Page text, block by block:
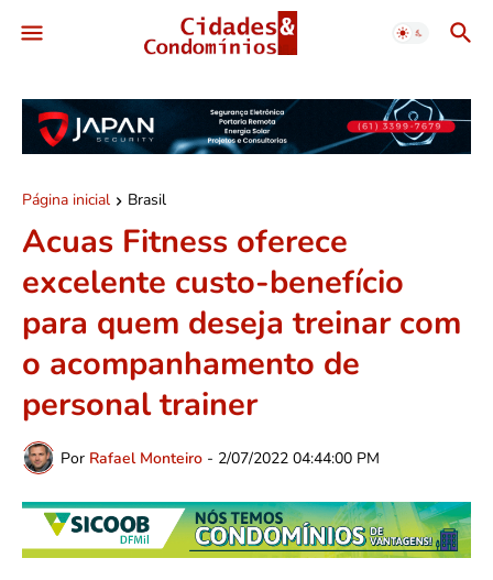
Página inicial Brasil
Acuas Fitness oferece
excelente custo-benefício
para quem deseja treinar com
o acompanhamento de
personal trainer
Por Rafael Monteiro - 2/07/2022 04:44:00 PM